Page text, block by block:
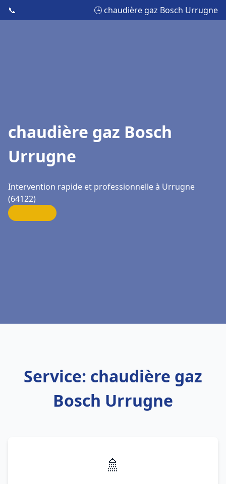
📞 🕒 chaudière gaz Bosch Urrugne
chaudière gaz Bosch
Urrugne
Intervention rapide et professionnelle à Urrugne
(64122)
Service: chaudière gaz
Bosch Urrugne
🚿